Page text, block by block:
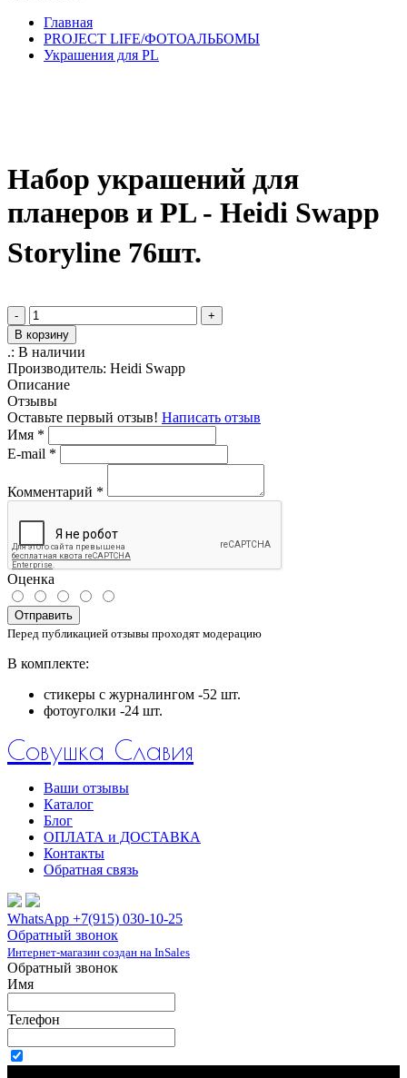
Главная
PROJECT LIFE/ФОТОАЛЬБОМЫ
Украшения для PL
Набор украшений для
планеров и PL - Heidi Swapp
Storyline 76шт.
-
+
В корзину
.: В наличии
Производитель: Heidi Swapp
Описание
Отзывы
Оставьте первый отзыв! Написать отзыв
Имя *
E-mail *
Комментарий *
Оценка
Отправить
Перед публикацией отзывы проходят модерацию
В комплекте:
стикеры с журналингом -52 шт.
фотоуголки -24 шт.
Совушка Славия
Ваши отзывы
Каталог
Блог
ОПЛАТА и ДОСТАВКА
Контакты
Обратная связь
WhatsApp +7(915) 030-10-25
Обратный звонок
Интернет-магазин создан на InSales
Обратный звонок
Имя
Телефон